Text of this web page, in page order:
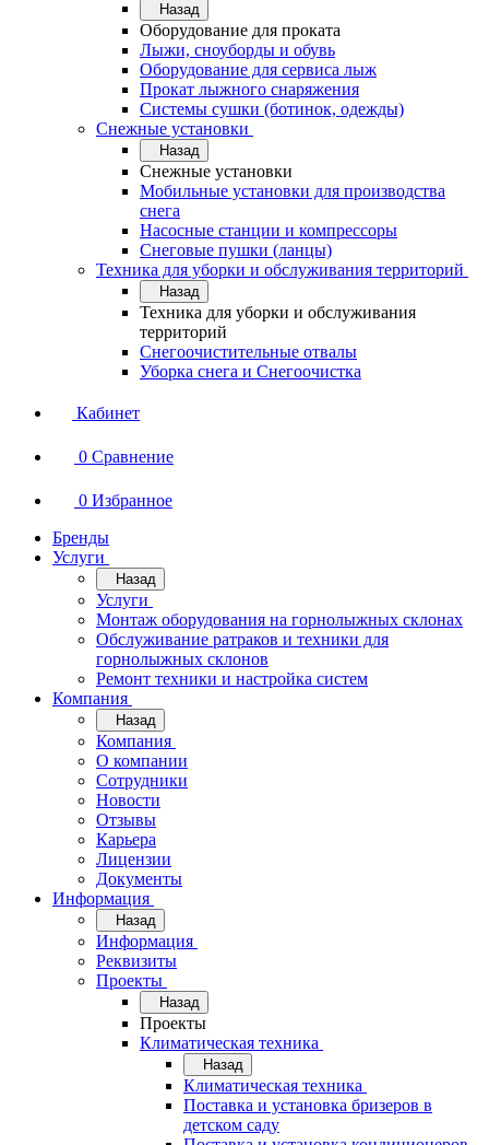
Назад
Оборудование для проката
Лыжи, сноуборды и обувь
Оборудование для сервисa лыж
Прокат лыжного снаряжения
Системы сушки (ботинок, одежды)
Снежные установки
Назад
Снежные установки
Мобильные установки для производства
снега
Насосные станции и компрессоры
Снеговые пушки (ланцы)
Техника для уборки и обслуживания территорий
Назад
Техника для уборки и обслуживания
территорий
Снегоочистительные отвалы
Уборка снега и Снегоочистка
Кабинет
0 Сравнение
0 Избранное
Бренды
Услуги
Назад
Услуги
Монтаж оборудования на горнолыжных склонах
Обслуживание ратраков и техники для
горнолыжных склонов
Ремонт техники и настройка систем
Компания
Назад
Компания
О компании
Сотрудники
Новости
Отзывы
Карьера
Лицензии
Документы
Информация
Назад
Информация
Реквизиты
Проекты
Назад
Проекты
Климатическая техника
Назад
Климатическая техника
Поставка и установка бризеров в
детском саду